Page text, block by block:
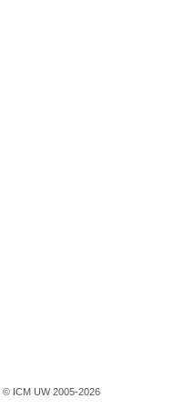
© ICM UW 2005-2026